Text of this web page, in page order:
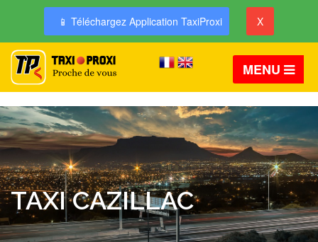
📱 Téléchargez Application TaxiProxi X
MENU
TAXI CAZILLAC